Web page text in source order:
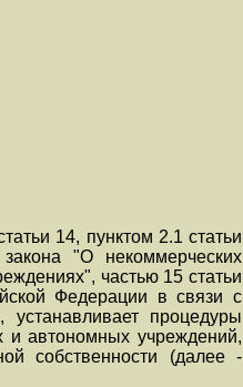
14, пунктом 2.1 статьи
"О некоммерческих
частью 15 статьи
Федерации в связи с
устанавливает процедуры
и автономных учреждений,
собственности (далее -